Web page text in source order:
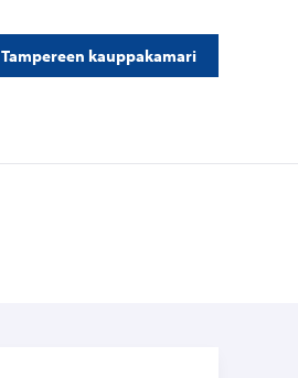
Tampereen kauppakamari